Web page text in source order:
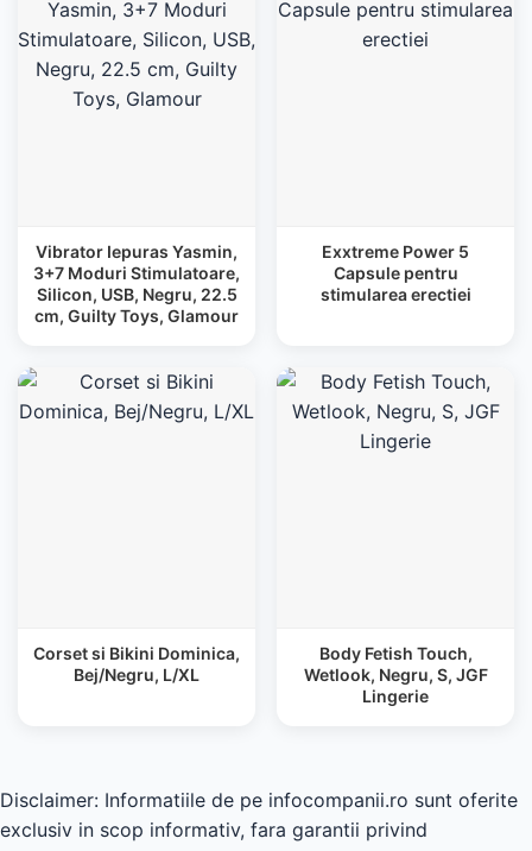
Vibrator Iepuras Yasmin,
3+7 Moduri Stimulatoare,
Silicon, USB, Negru, 22.5
cm, Guilty Toys, Glamour
Exxtreme Power 5
Capsule pentru
stimularea erectiei
Corset si Bikini Dominica,
Bej/Negru, L/XL
Body Fetish Touch,
Wetlook, Negru, S, JGF
Lingerie
Disclaimer: Informatiile de pe infocompanii.ro sunt oferite
exclusiv in scop informativ, fara garantii privind